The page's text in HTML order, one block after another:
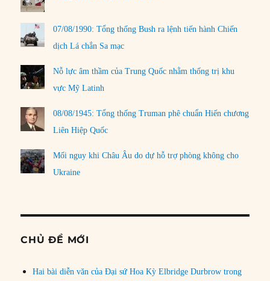
07/08/1990: Tổng thống Bush ra lệnh tiến hành Chiến
dịch Lá chắn Sa mạc
Nỗ lực âm thầm của Trung Quốc nhằm thống trị khu
vực Mỹ Latinh
08/08/1945: Tổng thống Truman phê chuẩn Hiến chương
Liên Hiệp Quốc
Mối nguy khi Châu Âu do dự hỗ trợ phòng không cho
Ukraine
CHỦ ĐỀ MỚI
Hai bài diễn văn của Đại sứ Hoa Kỳ Elbridge Durbrow trong